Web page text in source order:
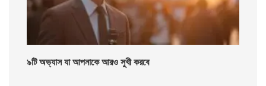
৯টি অভ্যাস যা আপনাকে আরও সুখী করবে